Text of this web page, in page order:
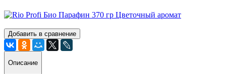
Добавить в сравнение
Описание